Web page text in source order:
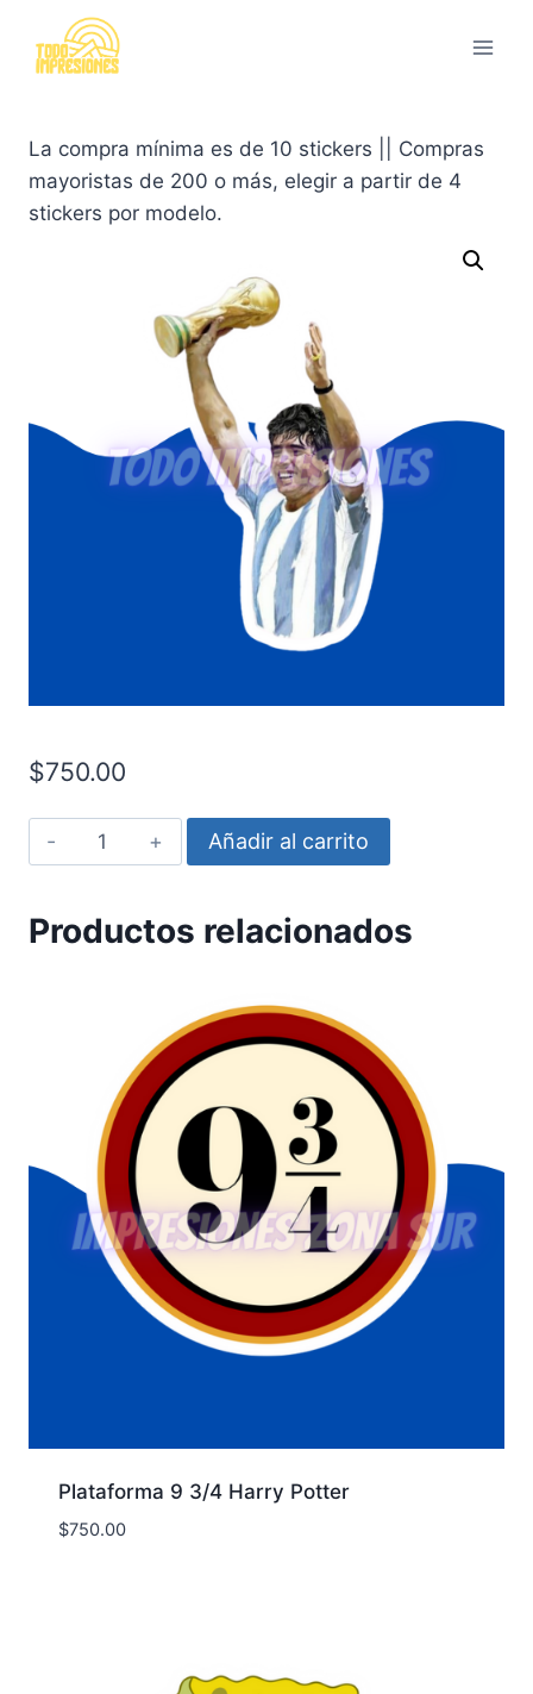
contenido
La compra mínima es de 10 stickers || Compras
mayoristas de 200 o más, elegir a partir de 4
stickers por modelo.
$750.00
Maradona
alzando
copa
Añadir al carrito
Productos relacionados
Plataforma 9 3/4 Harry Potter
$750.00